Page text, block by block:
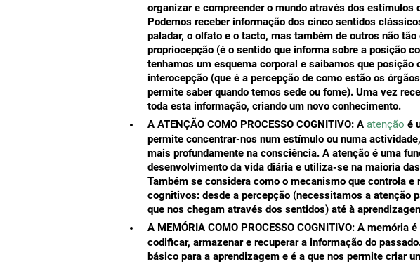
organizar e compreender o mundo através dos estímulos
Podemos receber informação dos cinco sentidos
paladar, o olfato e o tacto, mas também de outros não
propriocepção (é o sentido que informa sobre a posição
tenhamos um esquema corporal e saibamos que posição
interocepção (que é a percepção de como estão os
permite saber quando temos sede ou fome). Uma vez
toda esta informação, criando um novo conhecimento.
A ATENÇÃO COMO PROCESSO COGNITIVO: A atenção é
permite concentrar-nos num estímulo ou numa
mais profundamente na consciência. A atenção é uma
desenvolvimento da vida diária e utiliza-se na maioria
Também se considera como o mecanismo que controla e
cognitivos: desde a percepção (necessitamos a atenção
que nos chegam através dos sentidos) até à
A MEMÓRIA COMO PROCESSO COGNITIVO: A memória
codificar, armazenar e recuperar a informação do
básico para a aprendizagem e é a que nos permite criar